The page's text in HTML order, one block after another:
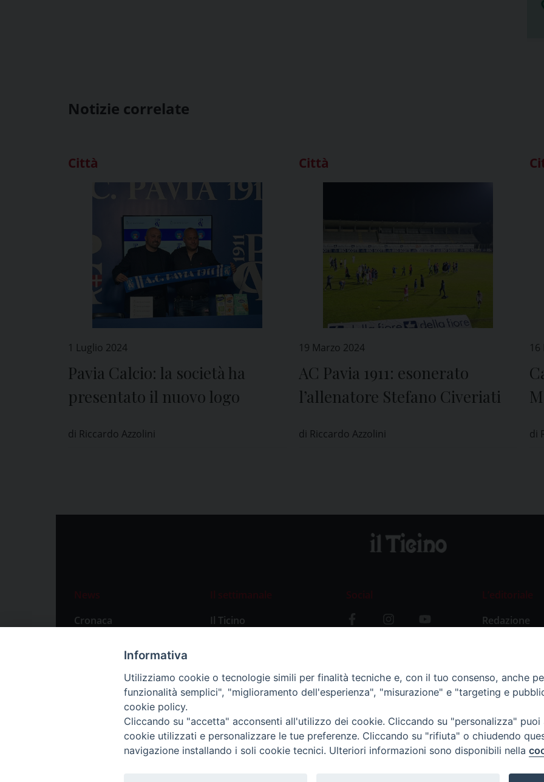
Notizie correlate
Città
1 Luglio 2024
Pavia Calcio: la società ha
presentato il nuovo logo
di Riccardo Azzolini
Città
19 Marzo 2024
AC Pavia 1911: esonerato
l’allenatore Stefano Civeriati
di Riccardo Azzolini di
News
Cronaca
Primo Piano
Il settimanale
Il Ticino
Social
L’editoriale
Redazione
Informativa
Utilizziamo cookie o tecnologie simili per finalità tecniche e, con il tuo consenso, anche
funzionalità semplici", "miglioramento dell'esperienza", "misurazione" e "targeting e
cookie policy.
Cliccando su "accetta" acconsenti all'utilizzo dei cookie. Cliccando su "personalizza"
cookie utilizzati e personalizzare le tue preferenze. Cliccando su "rifiuta" o chiudendo
navigazione installando i soli cookie tecnici. Ulteriori informazioni sono disponibili nella